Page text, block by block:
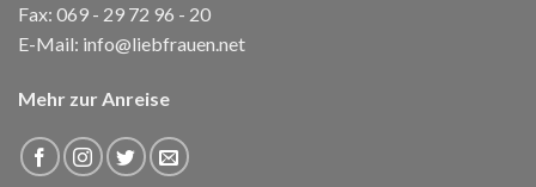
Fax: 069 - 29 72 96 - 20
E-Mail: info@liebfrauen.net
Mehr zur Anreise